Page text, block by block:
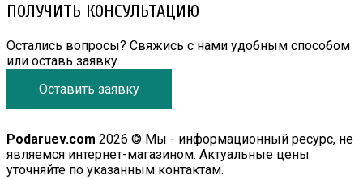
ПОЛУЧИТЬ КОНСУЛЬТАЦИЮ
Остались вопросы? Свяжись с нами удобным способом
или оставь заявку.
Оставить заявку
Podaruev.com 2026 © Мы - информационный ресурс, не
являемся интернет-магазином. Актуальные цены
уточняйте по указанным контактам.